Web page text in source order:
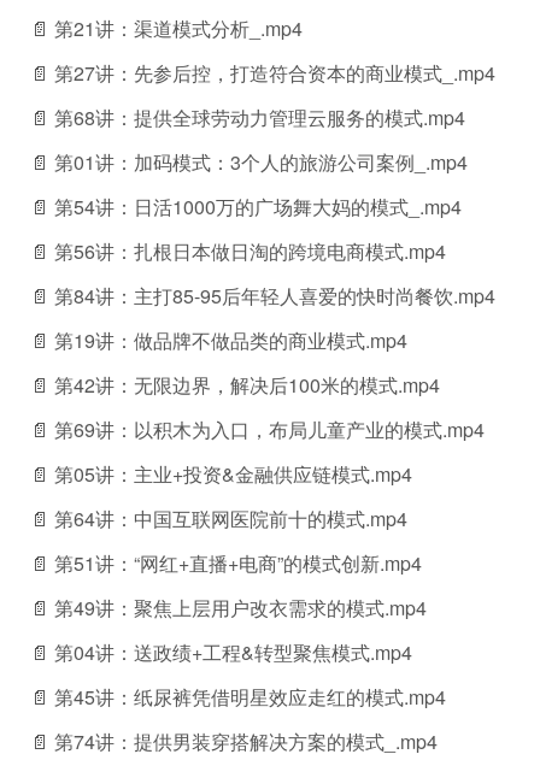
📄 第21讲：渠道模式分析_.mp4
📄 第27讲：先参后控，打造符合资本的商业模式_.mp4
📄 第68讲：提供全球劳动力管理云服务的模式.mp4
📄 第01讲：加码模式：3个人的旅游公司案例_.mp4
📄 第54讲：日活1000万的广场舞大妈的模式_.mp4
📄 第56讲：扎根日本做日淘的跨境电商模式.mp4
📄 第84讲：主打85-95后年轻人喜爱的快时尚餐饮.mp4
📄 第19讲：做品牌不做品类的商业模式.mp4
📄 第42讲：无限边界，解决后100米的模式.mp4
📄 第69讲：以积木为入口，布局儿童产业的模式.mp4
📄 第05讲：主业+投资&金融供应链模式.mp4
📄 第64讲：中国互联网医院前十的模式.mp4
📄 第51讲：“网红+直播+电商”的模式创新.mp4
📄 第49讲：聚焦上层用户改衣需求的模式.mp4
📄 第04讲：送政绩+工程&转型聚焦模式.mp4
📄 第45讲：纸尿裤凭借明星效应走红的模式.mp4
📄 第74讲：提供男装穿搭解决方案的模式_.mp4